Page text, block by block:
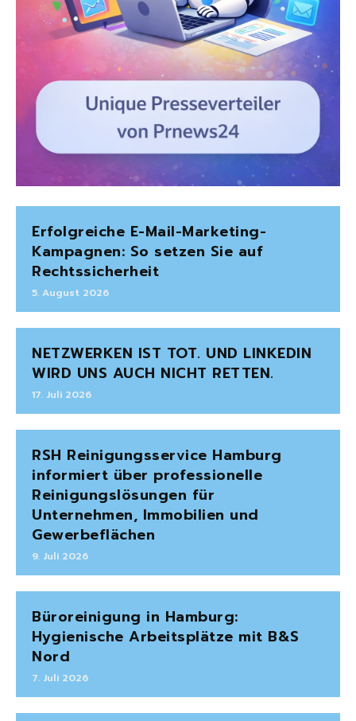
Erfolgreiche E-Mail-Marketing-
Kampagnen: So setzen Sie auf
Rechtssicherheit
5. August 2026
NETZWERKEN IST TOT. UND LINKEDIN
WIRD UNS AUCH NICHT RETTEN.
17. Juli 2026
RSH Reinigungsservice Hamburg
informiert über professionelle
Reinigungslösungen für
Unternehmen, Immobilien und
Gewerbeflächen
9. Juli 2026
Büroreinigung in Hamburg:
Hygienische Arbeitsplätze mit B&S
Nord
7. Juli 2026